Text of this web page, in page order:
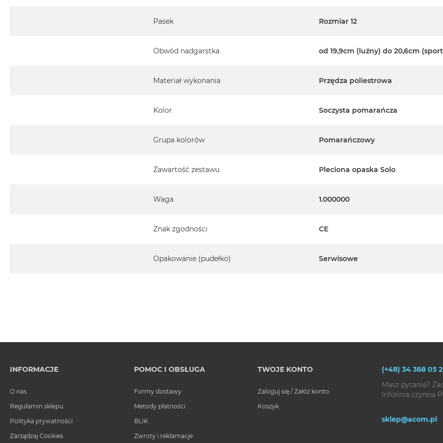
Pasek Rozmiar 12
Obwód nadgarstka od 19,9cm (luźny) do 20,6cm
Materiał wykonania Przędza poliestrowa
Kolor Soczysta pomarańcza
Grupa kolorów Pomarańczowy
Zawartość zestawu Pleciona opaska Solo
Waga 1.000000
Znak zgodności CE
Opakowanie (pudełko) Serwisowe
INFORMACJE
O nas
Regulamin sklepu
Polityka prywatności
Zarządzaj Cookies
POMOC I OBSŁUGA
Formy dostawy
Metody płatności
BLIK
Zwroty i reklamacje
TWOJE KONTO
Zaloguj się / Załóż konto
Koszyk
(+48) 34 368 05
Masz pytania?
Infolinia czynna
sklep@acom.pl